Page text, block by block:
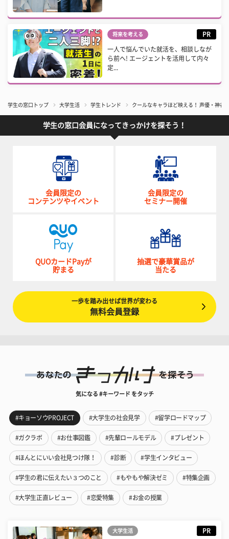
将来を考える PR
一人で悩んでいた就活を、相談しなが
ら前へ! エージェントを活用して内々
定...
学生の窓口トップ 大学生活 学生トレンド クールなキャラほど映える！ 声優・神谷
学生の窓口会員になってきっかけを探そう！
会員限定の
コンテンツやイベント
会員限定の
セミナー開催
QUOカードPayが
貯まる
抽選で豪華賞品が
当たる
一歩を踏み出せば世界が変わる
無料会員登録
気になる #キーワード をタッチ
#キョーソウPROJECT #大学生の社会見学 #留学ロードマップ
#ガクラボ #お仕事図鑑 #先輩ロールモデル #プレゼント
#ほんとにいい会社見つけ隊！ #診断 #学生インタビュー
#学生の君に伝えたい３つのこと #もやもや解決ゼミ #特集企画
#大学生正直レビュー #恋愛特集 #お金の授業
大学生活 PR